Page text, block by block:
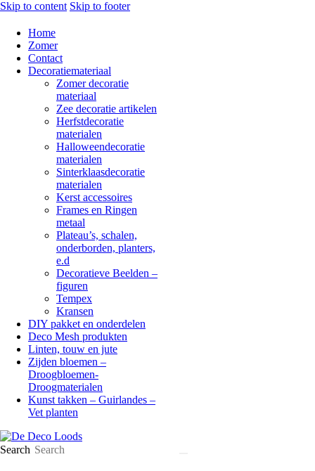
Skip to content Skip to footer
Home
Zomer
Contact
Decoratiemateriaal
Zomer decoratie
materiaal
Zee decoratie artikelen
Herfstdecoratie
materialen
Halloweendecoratie
materialen
Sinterklaasdecoratie
materialen
Kerst accessoires
Frames en Ringen
metaal
Plateau’s, schalen,
onderborden, planters,
e.d
Decoratieve Beelden –
figuren
Tempex
Kransen
DIY pakket en onderdelen
Deco Mesh produkten
Linten, touw en jute
Zijden bloemen –
Droogbloemen-
Droogmaterialen
Kunst takken – Guirlandes –
Vet planten
Search